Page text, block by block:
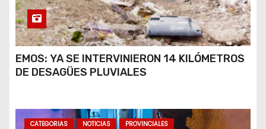
EMOS: YA SE INTERVINIERON 14 KILÓMETROS
DE DESAGÜES PLUVIALES
CATEGORIAS NOTICIAS PROVINCIALES